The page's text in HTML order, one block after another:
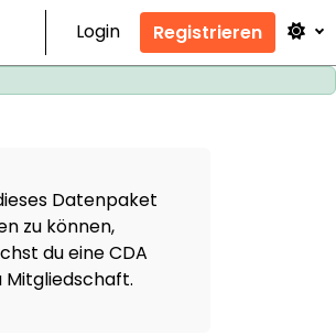
Login
Registrieren
Datenpaket
zu können,
du eine CDA
Mitgliedschaft.